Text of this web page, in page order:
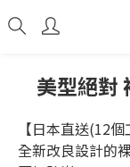
美型絕對
【日本直送(12
全新改良設計的